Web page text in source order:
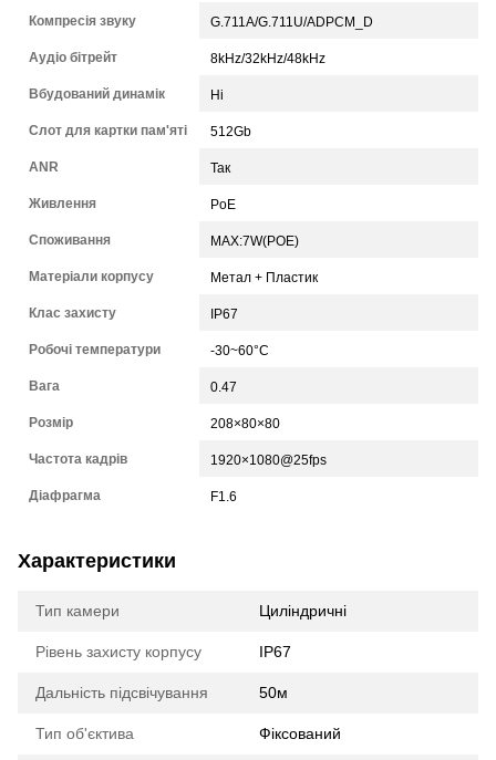
Компресія звуку G.711A/G.711U/ADPCM_D
Аудіо бітрейт 8kHz/32kHz/48kHz
Вбудований динамік Ні
Слот для картки пам'яті 512Gb
ANR Так
Живлення PoE
Споживання MAX:7W(POE)
Матеріали корпусу Метал + Пластик
Клас захисту IP67
Робочі температури -30~60°C
Вага 0.47
Розмір 208×80×80
Частота кадрів 1920×1080@25fps
Діафрагма F1.6
Характеристики
Тип камери Циліндричні
Рівень захисту корпусу IP67
Дальність підсвічування 50м
Тип об'єктива Фіксований